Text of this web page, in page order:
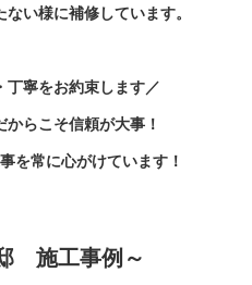
い様に補修しています。
丁寧をお約束します／
らこそ信頼が大事！
を常に心がけています！
施工事例～